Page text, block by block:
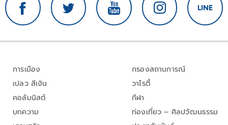
การเมือง
เปลว สีเงิน
คอลัมนิสต์
บทความ
กรองสถานการณ์
วาไรตี้
กีฬา
ท่องเที่ยว – ศิลปวัฒนธรรม